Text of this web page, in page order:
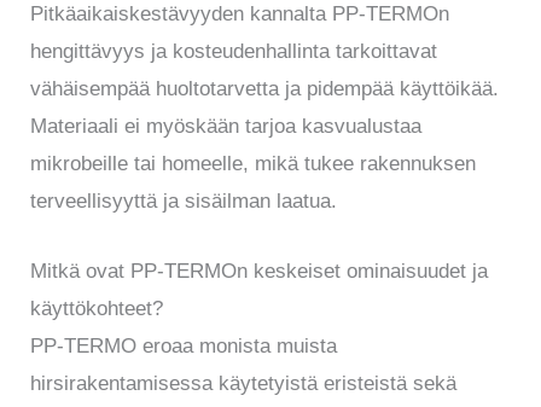
Pitkäaikaiskestävyyden kannalta PP-TERMOn
hengittävyys ja kosteudenhallinta tarkoittavat
vähäisempää huoltotarvetta ja pidempää käyttöikää.
Materiaali ei myöskään tarjoa kasvualustaa
mikrobeille tai homeelle, mikä tukee rakennuksen
terveellisyyttä ja sisäilman laatua.
Mitkä ovat PP-TERMOn keskeiset ominaisuudet ja
käyttökohteet?
PP-TERMO eroaa monista muista
hirsirakentamisessa käytetyistä eristeistä sekä